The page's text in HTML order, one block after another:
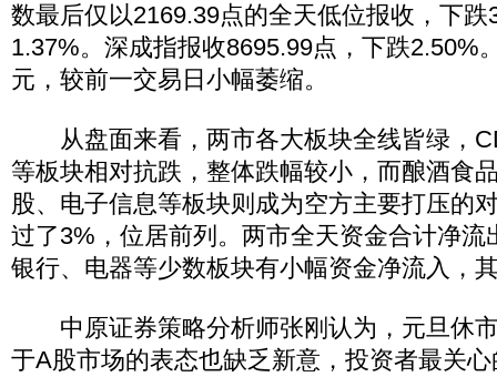
数最后仅以2169.39点的全天低位报收，下跌
1.37%。深成指报收8695.99点，下跌2.50%
元，较前一交易日小幅萎缩。
从盘面来看，两市各大板块全线皆绿，
等板块相对抗跌，整体跌幅较小，而酿酒食
股、电子信息等板块则成为空方主要打压的
过了3%，位居前列。两市全天资金合计净流
银行、电器等少数板块有小幅资金净流入，
中原证券策略分析师张刚认为，元旦休
于A股市场的表态也缺乏新意，投资者最关